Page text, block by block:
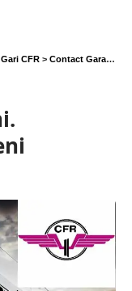
Gari CFR > Contact Gara Siculeni. Informatii CFR Siculeni